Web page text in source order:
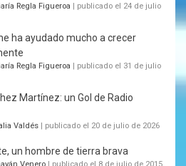
Regla Figueroa | publicado el 24 de julio
ha ayudado mucho a crecer
Regla Figueroa | publicado el 31 de julio
Martínez: un Gol de Radio
Valdés | publicado el 20 de julio de 2026
un hombre de tierra brava